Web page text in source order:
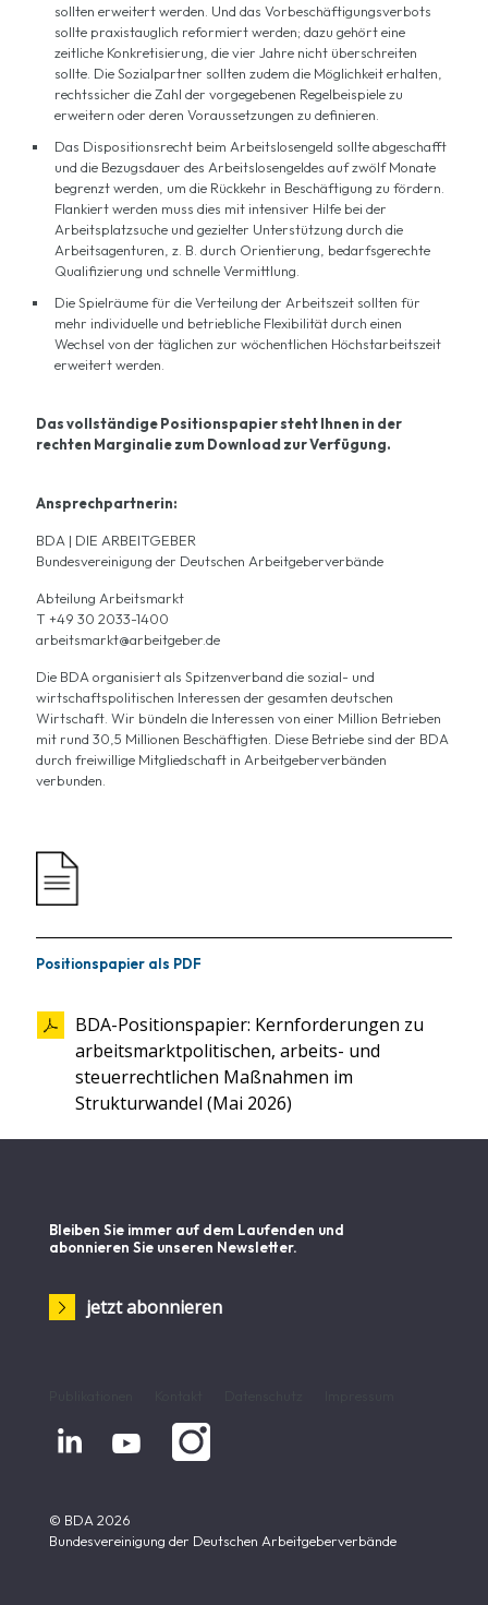
sollten erweitert werden. Und das Vorbeschäftigungsverbots
sollte praxistauglich reformiert werden; dazu gehört eine
zeitliche Konkretisierung, die vier Jahre nicht überschreiten
sollte. Die Sozialpartner sollten zudem die Möglichkeit erhalten,
rechtssicher die Zahl der vorgegebenen Regelbeispiele zu
erweitern oder deren Voraussetzungen zu definieren.
Das Dispositionsrecht beim Arbeitslosengeld sollte abgeschafft
und die Bezugsdauer des Arbeitslosengeldes auf zwölf Monate
begrenzt werden, um die Rückkehr in Beschäftigung zu fördern.
Flankiert werden muss dies mit intensiver Hilfe bei der
Arbeitsplatzsuche und gezielter Unterstützung durch die
Arbeitsagenturen, z. B. durch Orientierung, bedarfsgerechte
Qualifizierung und schnelle Vermittlung.
Die Spielräume für die Verteilung der Arbeitszeit sollten für
mehr individuelle und betriebliche Flexibilität durch einen
Wechsel von der täglichen zur wöchentlichen Höchstarbeitszeit
erweitert werden.
Das vollständige Positionspapier steht Ihnen in der
rechten Marginalie zum Download zur Verfügung.
Ansprechpartnerin:
BDA | DIE ARBEITGEBER
Bundesvereinigung der Deutschen Arbeitgeberverbände
Abteilung Arbeitsmarkt
T +49 30 2033-1400
arbeitsmarkt@arbeitgeber.de
Die BDA organisiert als Spitzenverband die sozial- und
wirtschaftspolitischen Interessen der gesamten deutschen
Wirtschaft. Wir bündeln die Interessen von einer Million Betrieben
mit rund 30,5 Millionen Beschäftigten. Diese Betriebe sind der BDA
durch freiwillige Mitgliedschaft in Arbeitgeberverbänden
verbunden.
Positionspapier als PDF
BDA-Positionspapier: Kernforderungen zu
arbeitsmarktpolitischen, arbeits- und
steuerrechtlichen Maßnahmen im
Strukturwandel (Mai 2026)
Bleiben Sie immer auf dem Laufenden und
abonnieren Sie unseren Newsletter.
jetzt abonnieren
 
© BDA 2026
Bundesvereinigung der Deutschen Arbeitgeberverbände